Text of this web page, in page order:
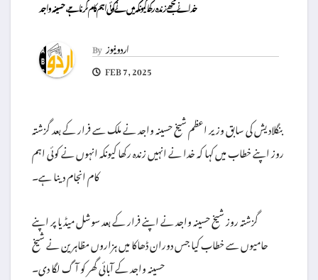
خدا نے مجھے زندہ رکھا کیونکہ میں نے کوئی اہم کام کرنا ہے، حسینہ واجد
Byاردو نیوز
FEB 7, 2025
بنگلادیش کی سابق وزیر اعظم شیخ حسینہ واجد نے ملک سے فرار کے بعد گزشتہ
روز اپنے خطاب میں کہا کہ خدا نے انہیں زندہ رکھا کیونکہ انہوں نے کوئی اہم
کام انجام دینا ہے۔
گزشتہ روز شیخ حسینہ واجد نے اپنے فرار کے بعد سوشل میڈیا پر اپنے
حامیوں سے خطاب کیا جس دوران ڈھاکا میں ہزاروں مظاہرین نے شیخ
حسینہ واجد کے آبائی گھر کو آگ لگا دی۔